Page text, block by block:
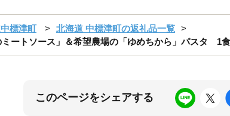
標津町
北海道 中標津町の返礼品一覧
ートソース」＆希望農場の「ゆめちから」パスタ 1食
このページをシェアする